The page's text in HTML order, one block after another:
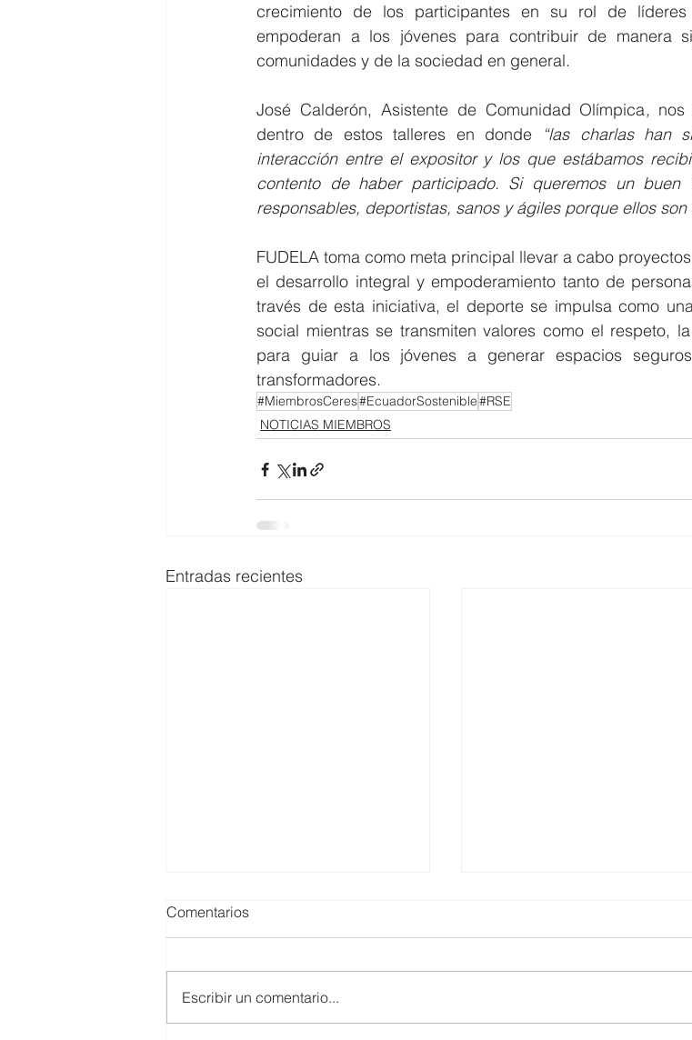
crecimiento de los participantes en su rol de líderes
empoderan a los jóvenes para contribuir de manera
comunidades y de la sociedad en general.
José Calderón, Asistente de Comunidad Olímpica, nos
dentro de estos talleres en donde
“las charlas han
interacción entre el expositor y los que estábamos
contento de haber participado. Si queremos un buen
responsables, deportistas, sanos y ágiles porque ellos son
FUDELA toma como meta principal llevar a cabo
el desarrollo integral y empoderamiento tanto de
través de esta iniciativa, el deporte se impulsa como
social mientras se transmiten valores como el respeto,
para guiar a los jóvenes a generar espacios
transformadores.
#MiembrosCeres#EcuadorSostenible#RSE
NOTICIAS MIEMBROS
Entradas recientes
Comentarios
Escribir un comentario...